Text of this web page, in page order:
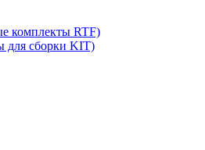
комплекты RTF)
для сборки KIT)